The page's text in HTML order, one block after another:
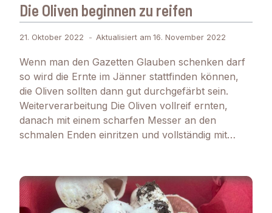
Die Oliven beginnen zu reifen
21. Oktober 2022 Aktualisiert am 16. November 2022
Wenn man den Gazetten Glauben schenken darf
so wird die Ernte im Jänner stattfinden können,
die Oliven sollten dann gut durchgefärbt sein.
Weiterverarbeitung Die Oliven vollreif ernten,
danach mit einem scharfen Messer an den
schmalen Enden einritzen und vollständig mit…